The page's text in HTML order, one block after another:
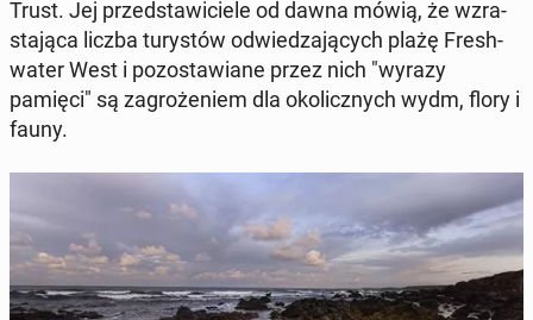
Trust. Jej przed­sta­wi­cie­le od dawna mówią, że wzra­
sta­ją­ca liczba tu­ry­stów od­wie­dza­ją­cych plażę Fre­sh­
wa­ter West i po­zo­sta­wia­ne przez nich "wyrazy
pamięci" są za­gro­że­niem dla oko­licz­nych wydm, flory i
fauny.